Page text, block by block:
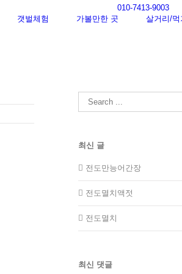
010-7413-9003
갯벌체험
가볼만한 곳 살거리/먹
Search
for:
최신 글
전도만능어간장
전도멸치액젓
전도멸치
최신 댓글